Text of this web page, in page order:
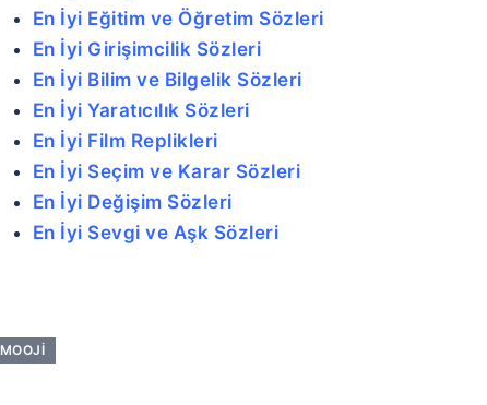
En İyi Eğitim ve Öğretim Sözleri
En İyi Girişimcilik Sözleri
En İyi Bilim ve Bilgelik Sözleri
En İyi Yaratıcılık Sözleri
En İyi Film Replikleri
En İyi Seçim ve Karar Sözleri
En İyi Değişim Sözleri
En İyi Sevgi ve Aşk Sözleri
MOOJI